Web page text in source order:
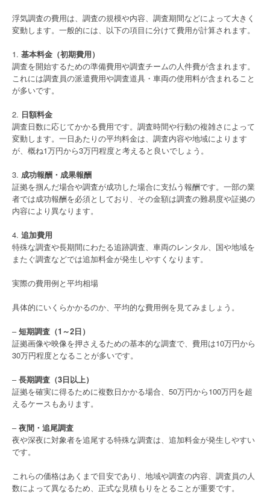
浮気調査の費用は、調査の規模や内容、調査期間などによって大きく
変動します。一般的には、以下の項目に分けて費用が計算されます。
1. 基本料金（初期費用）
調査を開始するための準備費用や調査チームの人件費が含まれます。
これには調査員の派遣費用や調査道具・車両の使用料が含まれること
が多いです。
2. 日額料金
調査日数に応じてかかる費用です。調査時間や行動の複雑さによって
変動します。一日あたりの平均料金は、調査内容や地域によります
が、概ね1万円から3万円程度と考えると良いでしょう。
3. 成功報酬・成果報酬
証拠を掴んだ場合や調査が成功した場合に支払う報酬です。一部の業
者では成功報酬を必須としており、その金額は調査の難易度や証拠の
内容により異なります。
4. 追加費用
特殊な調査や長期間にわたる追跡調査、車両のレンタル、国や地域を
またぐ調査などでは追加料金が発生しやすくなります。
実際の費用例と平均相場
具体的にいくらかかるのか、平均的な費用例を見てみましょう。
–短期調査（1～2日）
証拠画像や映像を押さえるための基本的な調査で、費用は10万円から
30万円程度となることが多いです。
–長期調査（3日以上）
証拠を確実に得るために複数日かかる場合、50万円から100万円を超
えるケースもあります。
–夜間・追尾調査
夜や深夜に対象者を追尾する特殊な調査は、追加料金が発生しやすい
です。
これらの価格はあくまで目安であり、地域や調査の内容、調査員の人
数によって異なるため、正式な見積もりをとることが重要です。